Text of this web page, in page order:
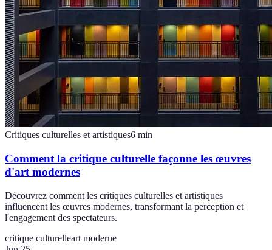
Critiques culturelles et artistiques6 min
Comment la critique culturelle façonne les œuvres
d'art modernes
Découvrez comment les critiques culturelles et artistiques
influencent les œuvres modernes, transformant la perception et
l'engagement des spectateurs.
critique culturelleart moderne